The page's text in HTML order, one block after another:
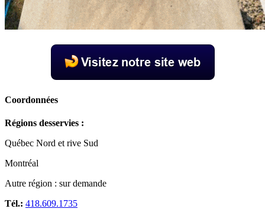
Coordonnées
Régions desservies :
Québec Nord et rive Sud
Montréal
Autre région : sur demande
Tél.: 418.609.1735